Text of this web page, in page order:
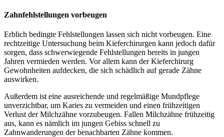
Zahnfehlstellungen vorbeugen
Erblich bedingte Fehlstellungen lassen sich nicht vorbeugen. Eine
rechtzeitige Untersuchung beim Kieferchirurgen kann jedoch dafür
sorgen, dass schwerwiegende Fehlstellungen bereits in jungen
Jahren vermieden werden. Vor allem kann der Kieferchirurg
Gewohnheiten aufdecken, die sich schädlich auf gerade Zähne
auswirken.
Außerdem ist eine ausreichende und regelmäßige Mundpflege
unverzichtbar, um Karies zu vermeiden und einen frühzeitigen
Verlust der Milchzähne vorzubeugen. Fallen Milchzähne frühzeitig
aus, kann es nämlich im jungen Gebiss schnell zu
Zahnwanderungen der benachbarten Zähne kommen.